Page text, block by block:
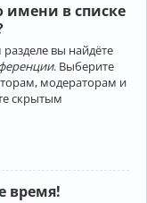
имени в списке
вы найдёте
. Выберите
модераторам и
скрытым
время!